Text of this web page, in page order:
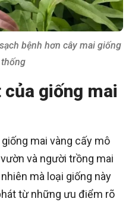
bệnh hơn cây mai giống
giống mai
mai vàng cấy mô
và người trồng mai
mà loại giống này
từ những ưu điểm rõ